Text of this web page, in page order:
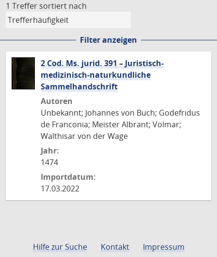
1 Treffer sortiert nach
Filter anzeigen
2 Cod. Ms. jurid. 391 – Juristisch-
medizinisch-naturkundliche
Sammelhandschrift
Autoren
Unbekannt; Johannes von Buch; Godefridus
de Franconia; Meister Albrant; Volmar;
Walthisar von der Wage
Jahr:
1474
Importdatum:
17.03.2022
Hilfe zur Suche Kontakt
Impressum